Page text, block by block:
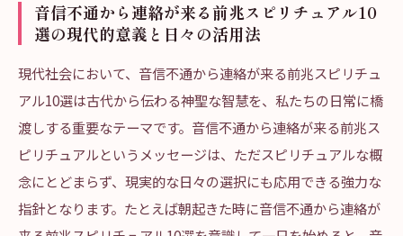
音信不通から連絡が来る前兆スピリチュアル10
選の現代的意義と日々の活用法
現代社会において、音信不通から連絡が来る前兆スピリチュ
アル10選は古代から伝わる神聖な智慧を、私たちの日常に橋
渡しする重要なテーマです。音信不通から連絡が来る前兆ス
ピリチュアルというメッセージは、ただスピリチュアルな概
念にとどまらず、現実的な日々の選択にも応用できる強力な
指針となります。たとえば朝起きた時に音信不通から連絡が